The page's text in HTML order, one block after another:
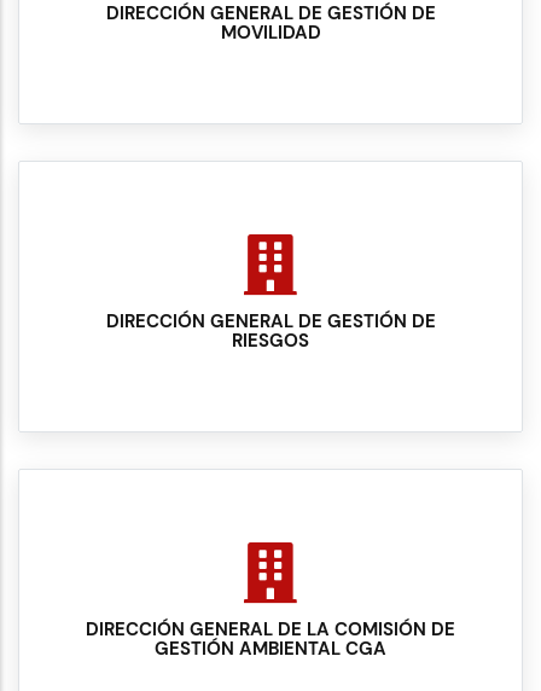
DIRECCIÓN GENERAL DE GESTIÓN DE
MOVILIDAD
DIRECCIÓN GENERAL DE GESTIÓN DE
RIESGOS
DIRECCIÓN GENERAL DE LA COMISIÓN DE
GESTIÓN AMBIENTAL CGA